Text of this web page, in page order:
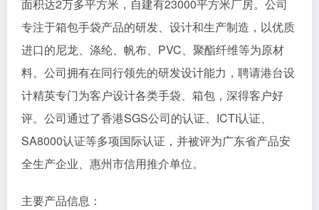
面积达2万多平方米，自建有23000平方米厂房。公司
专注于箱包手袋产品的研发、设计和生产制造，以优质
进口的尼龙、涤纶、帆布、PVC、聚酯纤维等为原材
料。公司拥有在同行领先的研发设计能力，聘请港台设
计精英专门为客户设计各类手袋、箱包，深得客户好
评。公司通过了香港SGS公司的认证、ICTI认证、
SA8000认证等多项国际认证，并被评为广东省产品安
全生产企业、惠州市信用推介单位。
主要产品信息：